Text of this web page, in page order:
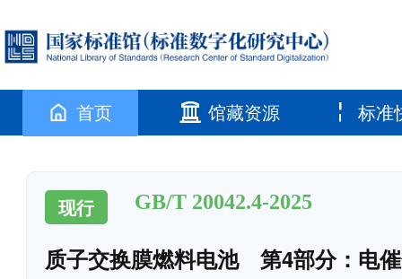
首页 馆藏资源 标准
现行 GB/T 20042.4-2025
质子交换膜燃料电池 第4部分：电